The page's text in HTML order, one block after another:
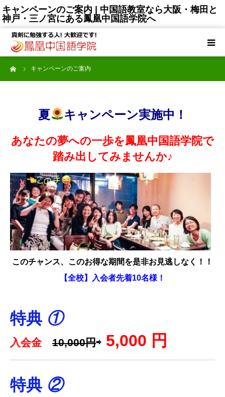
キャンペーンのご案内 | 中国語教室なら大阪・梅田と
神戸・三ノ宮にある鳳凰中国語学院へ
キャンペーンのご案内
夏 キャンペーン実施中！
あなたの夢への一歩を鳳凰中国語学院で
踏み出してみませんか♪
このチャンス、このお得な期間を是非お見逃しなく！！
【全校】入会者先着10名様！
特典 ①
入会金 10,000円⇨ 5,000 円
特典 ②
TOP
選ばれる理由
受講生の声
大阪梅田校
神戸三宮校